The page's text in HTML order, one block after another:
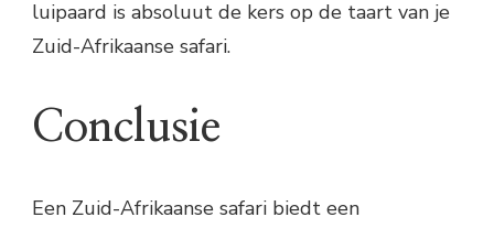
luipaard is absoluut de kers op de taart van je
Zuid-Afrikaanse safari.
Conclusie
Een Zuid-Afrikaanse safari biedt een